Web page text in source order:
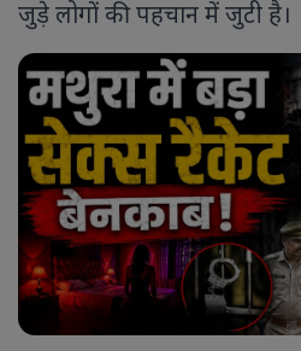
जुड़े लोगों की पहचान में जुटी है।